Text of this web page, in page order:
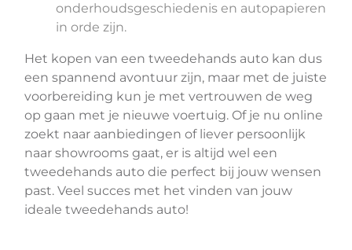
onderhoudsgeschiedenis en autopapieren
in orde zijn.
Het kopen van een tweedehands auto kan dus
een spannend avontuur zijn, maar met de juiste
voorbereiding kun je met vertrouwen de weg
op gaan met je nieuwe voertuig. Of je nu online
zoekt naar aanbiedingen of liever persoonlijk
naar showrooms gaat, er is altijd wel een
tweedehands auto die perfect bij jouw wensen
past. Veel succes met het vinden van jouw
ideale tweedehands auto!